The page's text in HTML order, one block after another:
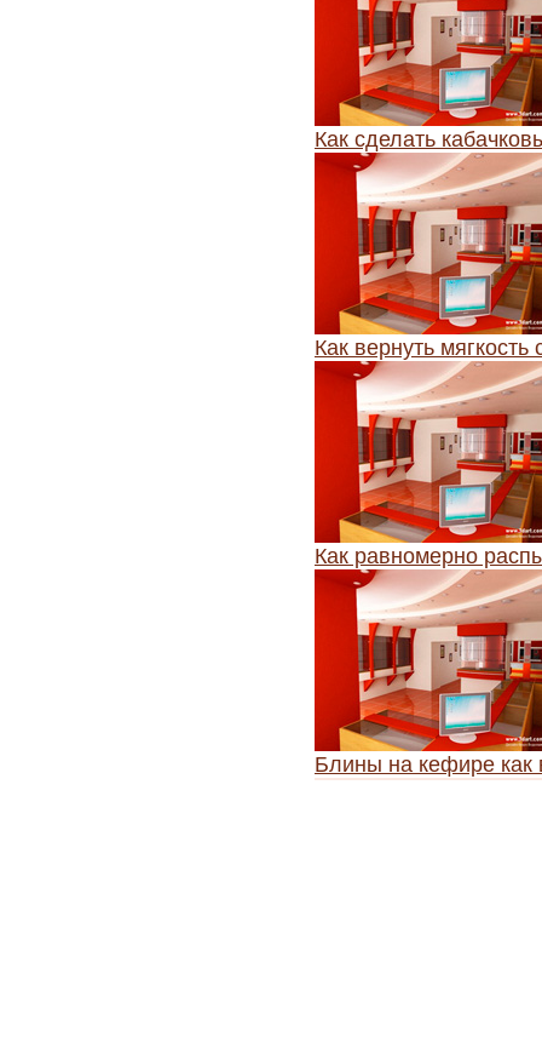
Как сделать
Как вернуть мягкость
Как равномерно
Блины на кефире как